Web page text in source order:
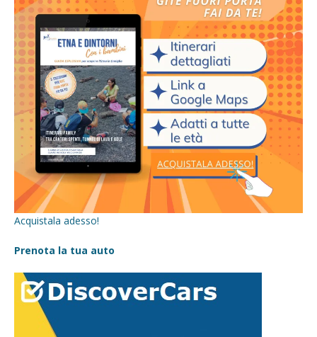
Acquistala adesso!
Prenota la tua auto